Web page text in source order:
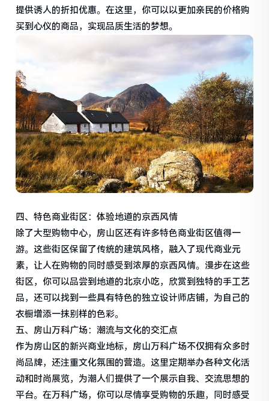
提供诱人的折扣优惠。在这里，你可以以更加亲民的价格购
买到心仪的商品，实现品质生活的梦想。
四、特色商业街区：体验地道的京西风情
除了大型购物中心，房山区还有许多特色商业街区值得一
游。这些街区保留了传统的建筑风格，融入了现代商业元
素，让人在购物的同时感受到浓厚的京西风情。漫步在这些
街区，你可以品尝到地道的北京小吃，欣赏到独特的手工艺
品，还可以找到一些具有特色的独立设计师店铺，为自己的
衣橱增添一抹别样的色彩。
五、房山万科广场：潮流与文化的交汇点
作为房山区的新兴商业地标，房山万科广场不仅拥有众多时
尚品牌，还注重文化氛围的营造。这里定期举办各种文化活
动和时尚展览，为潮人们提供了一个展示自我、交流思想的
平台。在万科广场，你可以尽情享受购物的乐趣，同时感受